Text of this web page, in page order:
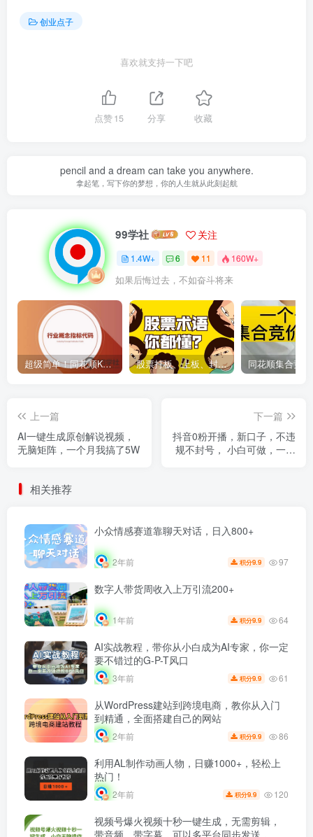
创业点子
喜欢就支持一下吧
点赞15 分享 收藏
pencil and a dream can take you anywhere.
拿起笔，写下你的梦想，你的人生就从此刻起航
99学社 关注
1.4W+ 6 11 160W+
如果后悔过去，不如奋斗将来
超级简单！同花顺K线界面显示行业概念指标代码图解 股票打板、上板、封板、翘板、炸板是什么意思？炒股你必须懂的暗语！
上一篇
AI一键生成原创解说视频，
无脑矩阵，一个月我搞了5W
下一篇
抖音0粉开播，新口子，不违
规不封号， 小白可做，一天
相关推荐
小众情感赛道靠聊天对话，日入800+
2年前 积分9.9 97
数字人带货周收入上万引流200+
1年前 积分9.9 64
AI实战教程，带你从小白成为AI专家，你一定
要不错过的G-P-T风口
3年前 积分9.9 61
从WordPress建站到跨境电商，教你从入门
到精通，全面搭建自己的网站
2年前 积分9.9 86
利用AL制作动画人物，日赚1000+，轻松上
热门！
2年前 积分9.9 120
视频号爆火视频十秒一键生成，无需剪辑，